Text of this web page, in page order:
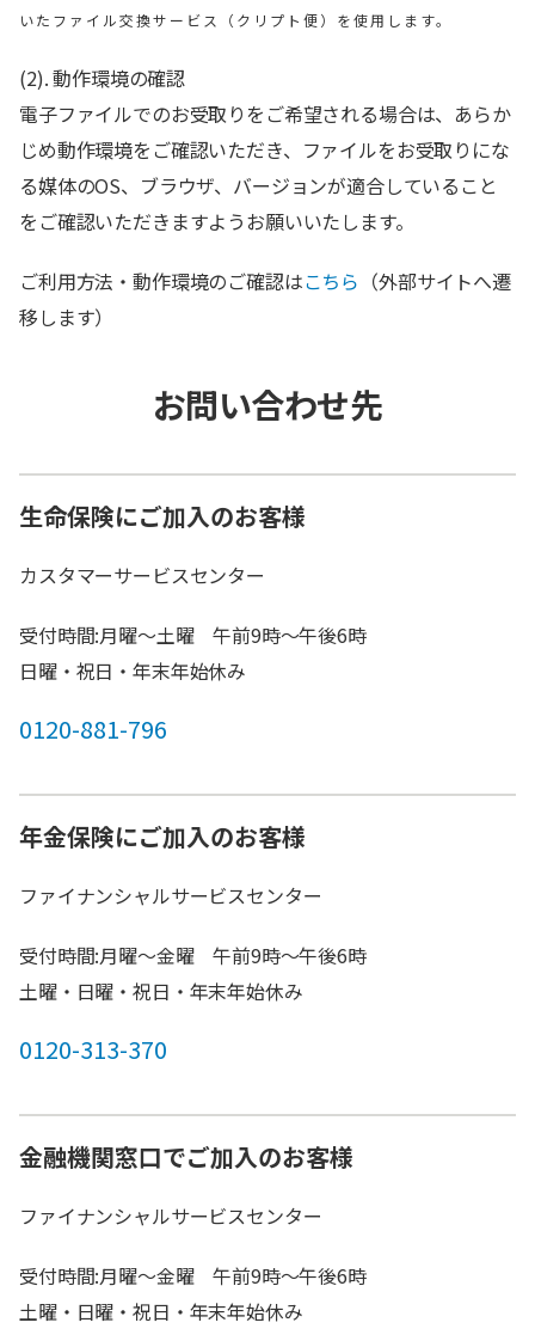
いたファイル交換サービス（クリプト便）を使用します。
(2). 動作環境の確認
電子ファイルでのお受取りをご希望される場合は、あらか
じめ動作環境をご確認いただき、ファイルをお受取りにな
る媒体のOS、ブラウザ、バージョンが適合していること
をご確認いただきますようお願いいたします。
ご利用方法・動作環境のご確認はこちら （外部サイトへ遷
移します）
お問い合わせ先
生命保険にご加入のお客様
カスタマーサービスセンター
受付時間:月曜～土曜 午前9時～午後6時
日曜・祝日・年末年始休み
0120-881-796
年金保険にご加入のお客様
ファイナンシャルサービスセンター
受付時間:月曜～金曜 午前9時～午後6時
土曜・日曜・祝日・年末年始休み
0120-313-370
金融機関窓口でご加入のお客様
ファイナンシャルサービスセンター
受付時間:月曜～金曜 午前9時～午後6時
土曜・日曜・祝日・年末年始休み